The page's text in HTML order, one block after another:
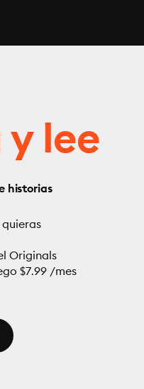
y lee
historias
Originals
$7.99 /mes